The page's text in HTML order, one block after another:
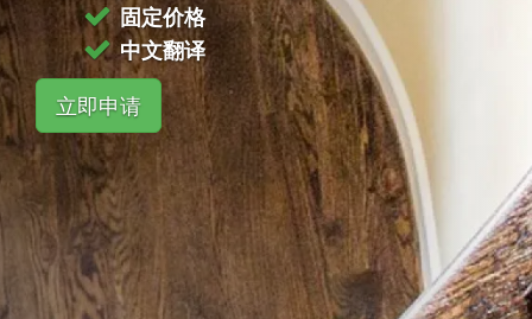
固定价格
中文翻译
立即申请